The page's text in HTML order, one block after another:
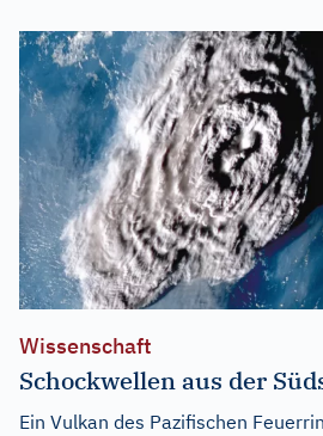
Wissenschaft
Schockwellen aus der
Ein Vulkan des Pazifischen